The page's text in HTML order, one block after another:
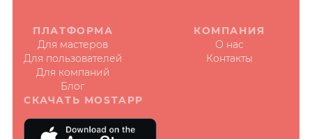
ПЛАТФОРМА
Для мастеров
Для пользователей
Для компаний
Блог
КОМПАНИЯ
О нас
Контакты
СКАЧАТЬ MOSTAPP